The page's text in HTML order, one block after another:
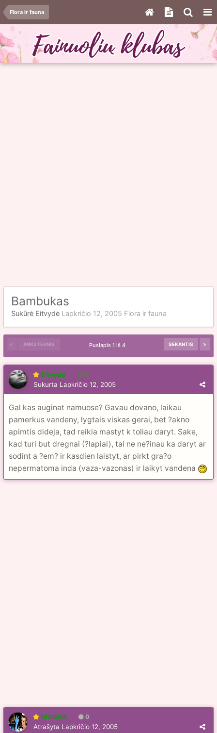
Flora ir fauna
Bambukas
Sukūrė Eitvydė Lapkričio 12, 2005 Flora ir fauna
ANKSTESNIS SEKANTIS
Puslapis 1 iš 4
Eitvydė 6
Sukurta Lapkričio 12, 2005
Gal kas auginat namuose? Gavau dovano, laikau
pamerkus vandeny, lygtais viskas gerai, bet ?akno
apimtis dideja, tad reikia mastyt k toliau daryt. Sake,
kad turi but dregnai (?lapiai), tai ne ne?inau ka daryt ar
sodint a ?em? ir kasdien laistyt, ar pirkt gra?o
nepermatoma inda (vaza-vazonas) ir laikyt vandena
VIAGRA 0
Atrašyta Lapkričio 12, 2005